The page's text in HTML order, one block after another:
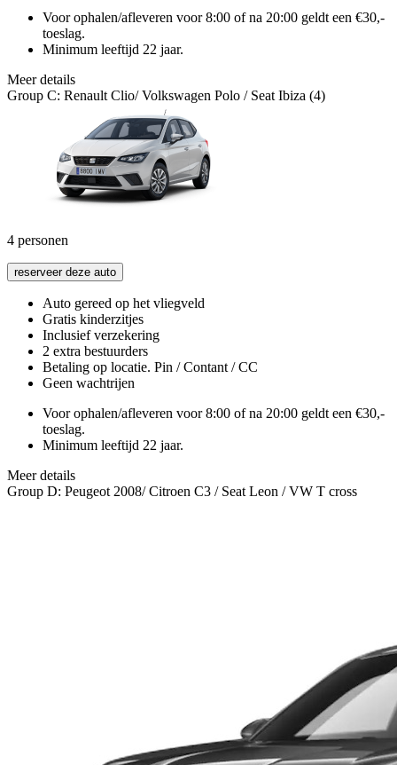
Voor ophalen/afleveren voor 8:00 of na 20:00 geldt een €30,-
toeslag.
Minimum leeftijd 22 jaar.
Meer details
Group C: Renault Clio/ Volkswagen Polo / Seat Ibiza (4)
4 personen
reserveer deze auto
Auto gereed op het vliegveld
Gratis kinderzitjes
Inclusief verzekering
2 extra bestuurders
Betaling op locatie. Pin / Contant / CC
Geen wachtrijen
Voor ophalen/afleveren voor 8:00 of na 20:00 geldt een €30,-
toeslag.
Minimum leeftijd 22 jaar.
Meer details
Group D: Peugeot 2008/ Citroen C3 / Seat Leon / VW T cross